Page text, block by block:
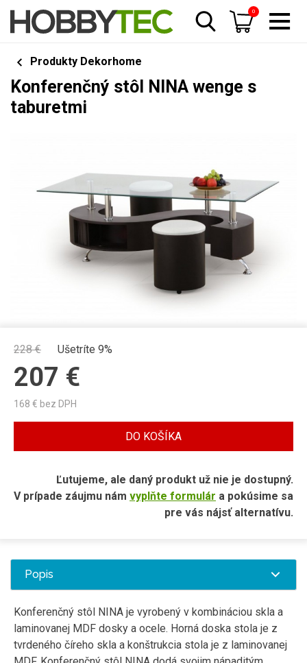
0
Produkty Dekorhome
Konferenčný stôl NINA wenge s
taburetmi
228€ Ušetríte 9%
207 €
168 € bez DPH
DO KOŠÍKA
Ľutujeme, ale daný produkt už nie je dostupný.
V prípade záujmu nám vyplňte formulár a pokúsime sa
pre vás nájsť alternatívu.
Popis
Konferenčný stôl NINA je vyrobený v kombináciou skla a
laminovanej MDF dosky a ocele. Horná doska stola je z
tvrdeného číreho skla a konštrukcia stola je z laminovanej